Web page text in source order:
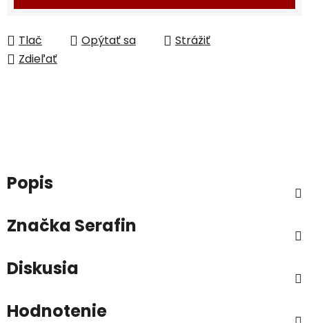
Tlač Opýtať sa
Strážiť
Zdieľať
Popis
Značka Serafin
Diskusia
Hodnotenie